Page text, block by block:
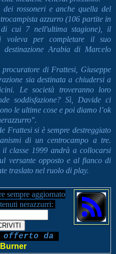
rossoneri e anche quella del
azzurro (106 partite in
cui 7 nell'ultima stagione), il
voleva per completare il suo
destinazione Arabia di Marcelo
di Frattesi, Giuseppe
sia destinata a chiudersi a
Le società troveranno loro
soddisfazione? Sì, Davide ci
le ultime cose e poi diamo l’ok
Frattesi si è sempre destreggiato
di un centrocampo a tre.
classe 1999 andrà a collocarsi
versante opposto e al fianco di
traslato nel ruolo di play.
sempre aggiornato
nerazzurri:
offerto da